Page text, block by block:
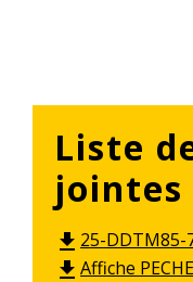
Liste
jointes
file_download 25-DDTM85-
file_download Affiche